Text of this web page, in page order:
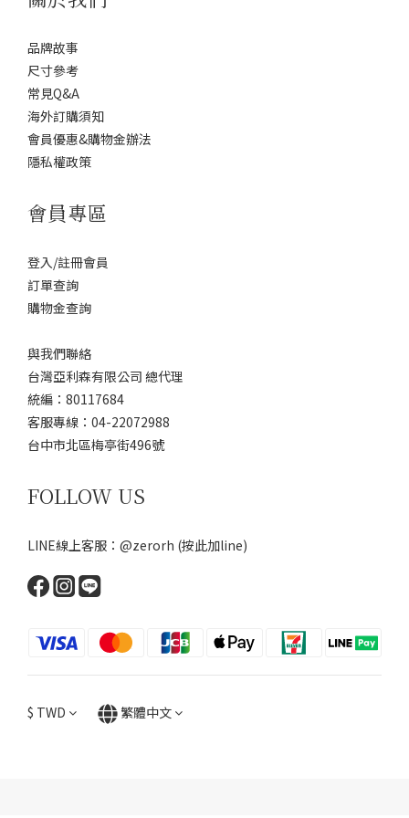
品牌故事
尺寸參考
常見Q&A
海外訂購須知
會員優惠&購物金辦法
隱私權政策
會員專區
登入/註冊會員
訂單查詢
購物金查詢
與我們聯絡
台灣亞利森有限公司 總代理
統編：80117684
客服專線：04-22072988
台中市北區梅亭街496號
FOLLOW US
LINE線上客服：@zerorh (按此加line)
$ TWD 繁體中文